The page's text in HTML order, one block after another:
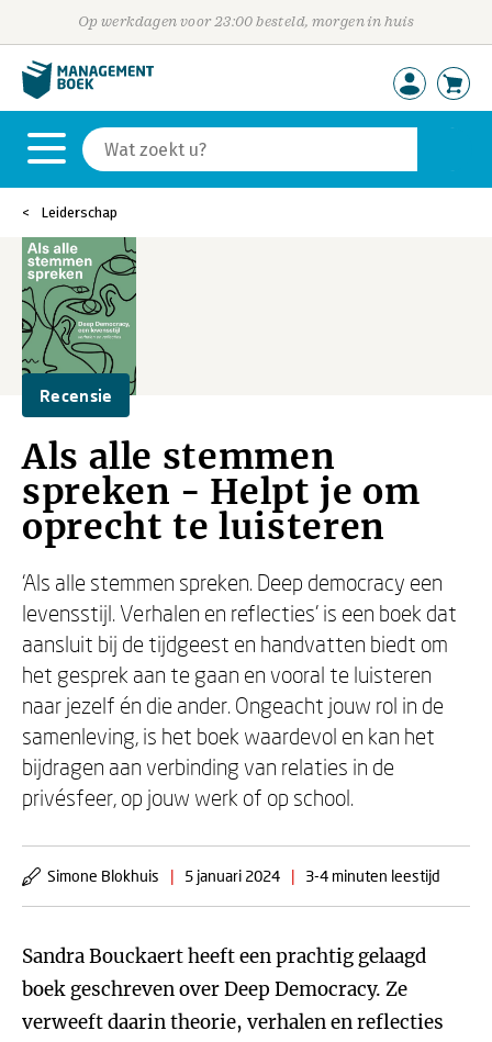
Op werkdagen voor 23:00 besteld, morgen in huis
Leiderschap
Recensie
Als alle stemmen
spreken - Helpt je om
oprecht te luisteren
‘Als alle stemmen spreken. Deep democracy een
levensstijl. Verhalen en reflecties’ is een boek dat
aansluit bij de tijdgeest en handvatten biedt om
het gesprek aan te gaan en vooral te luisteren
naar jezelf én die ander. Ongeacht jouw rol in de
samenleving, is het boek waardevol en kan het
bijdragen aan verbinding van relaties in de
privésfeer, op jouw werk of op school.
Simone Blokhuis | 5 januari 2024 | 3-4 minuten leestijd
Sandra Bouckaert heeft een prachtig gelaagd
boek geschreven over Deep Democracy. Ze
verweeft daarin theorie, verhalen en reflecties